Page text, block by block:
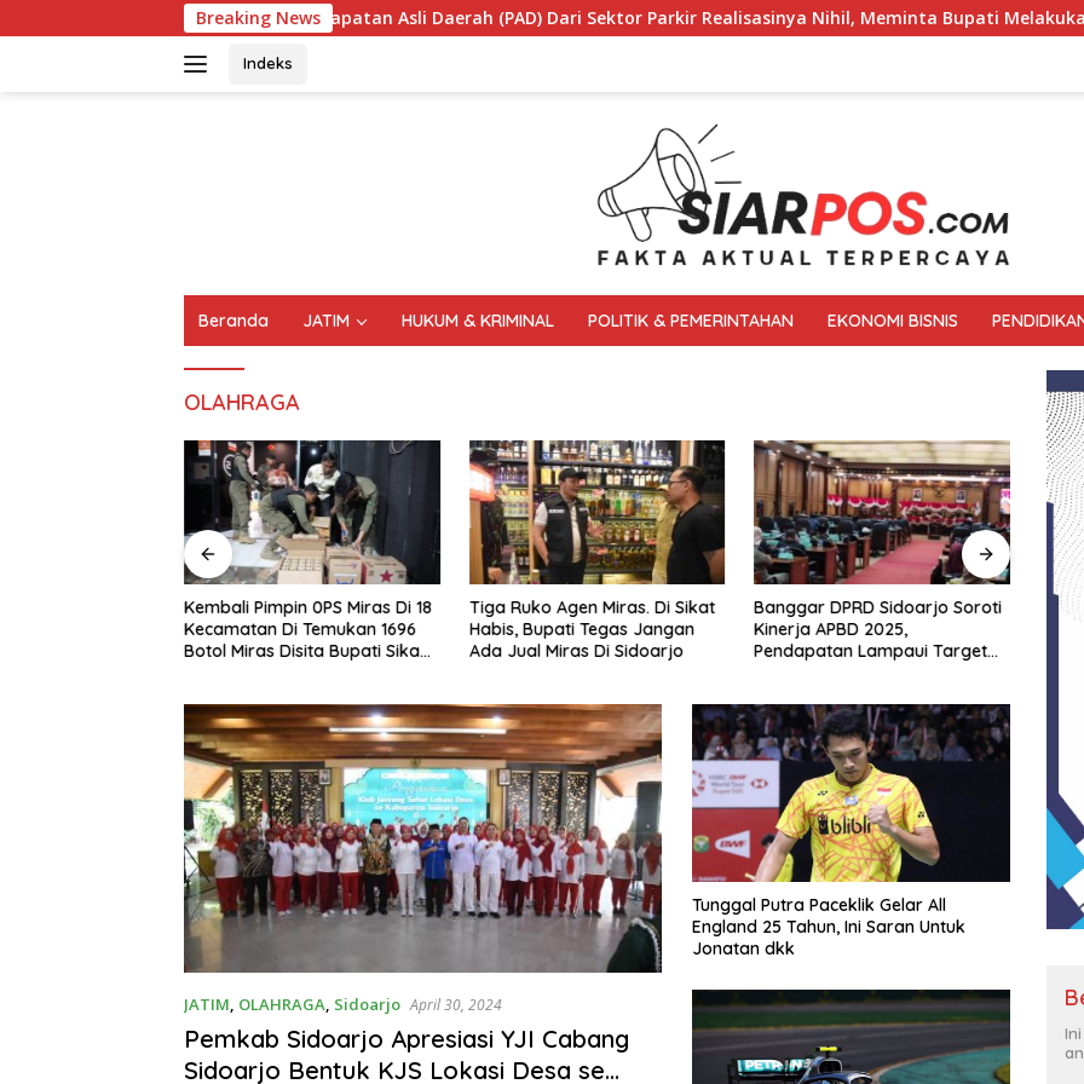
ke
Breaking News
Singgung Pendapatan Asli Daerah (PAD) Dari Sektor Parkir Realisasinya Nihil, Meminta Bupati Melakukan Evaluasi Secara
Indeks
Beranda JATIM HUKUM & KRIMINAL POLITIK & PEMERINTAHAN EKONOMI BISNIS
OLAHRAGA
Kembali Pimpin 0PS Miras Di 18
Kecamatan Di Temukan 1696
Botol Miras Disita Bupati Sikap
Tiga Ruko Agen Miras. Di Sikat
Habis, Bupati Tegas Jangan
Ada Jual Miras Di Sidoarjo
Banggar DPRD Sidoarjo Soroti
Kinerja APBD 2025,
Pendapatan Lampaui Target
17
JATIM, OLAHRAGA, Sidoarjo April 30, 2024
Pemkab Sidoarjo Apresiasi YJI Cabang
Sidoarjo Bentuk KJS Lokasi Desa se
Tunggal Putra Paceklik Gelar All
England 25 Tahun, Ini Saran Untuk
Jonatan dkk